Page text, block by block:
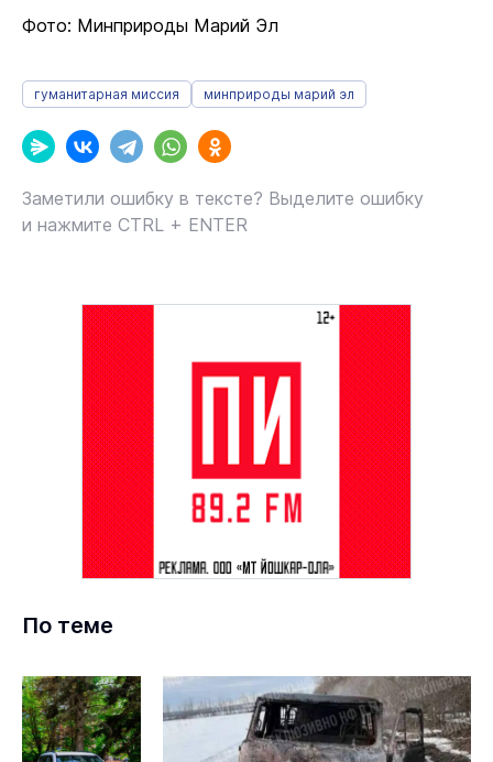
Фото: Минприроды Марий Эл
гуманитарная миссия минприроды марий эл
Заметили ошибку в тексте? Выделите ошибку
и нажмите CTRL + ENTER
По теме